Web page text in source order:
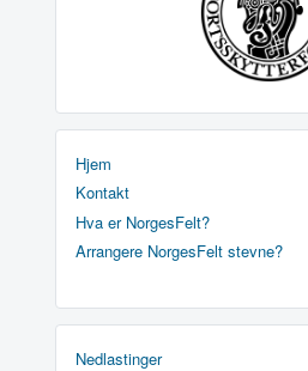
Hjem
Kontakt
Hva er NorgesFelt?
Arrangere NorgesFelt stevne?
Nedlastinger